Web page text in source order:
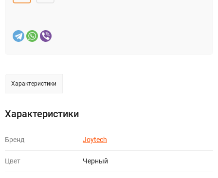
Характеристики
Характеристики
Бренд Joytech
Цвет Черный